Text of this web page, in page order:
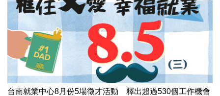
台南就業中心8月份5場徵才活動 釋出超過530個工作機會